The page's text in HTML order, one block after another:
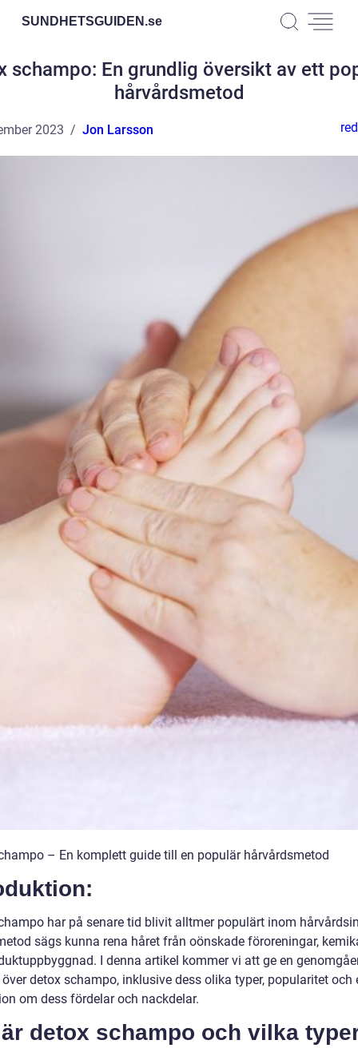
SUNDHETSGUIDEN.se
schampo: En grundlig översikt av ett
hårvårdsmetod
2023 Jon Larsson
– En komplett guide till en populär hårvårdsmetod
har på senare tid blivit alltmer populärt inom
sägs kunna rena håret från oönskade föroreningar,
I denna artikel kommer vi att ge en
detox schampo, inklusive dess olika typer, popularitet och
om dess fördelar och nackdelar.
detox schampo och vilka